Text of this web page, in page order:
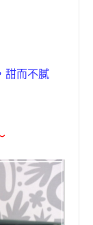
甜而不膩